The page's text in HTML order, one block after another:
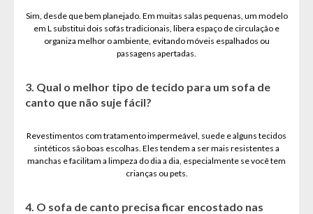
Sim, desde que bem planejado. Em muitas salas pequenas, um modelo
em L substitui dois sofás tradicionais, libera espaço de circulação e
organiza melhor o ambiente, evitando móveis espalhados ou
passagens apertadas.
3. Qual o melhor tipo de tecido para um sofa de
canto que não suje fácil?
Revestimentos com tratamento impermeável, suede e alguns tecidos
sintéticos são boas escolhas. Eles tendem a ser mais resistentes a
manchas e facilitam a limpeza do dia a dia, especialmente se você tem
crianças ou pets.
4. O sofa de canto precisa ficar encostado nas